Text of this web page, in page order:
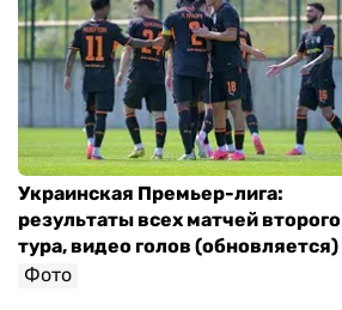
Украинская Премьер-лига:
результаты всех матчей второго
тура, видео голов (обновляется)
Фото